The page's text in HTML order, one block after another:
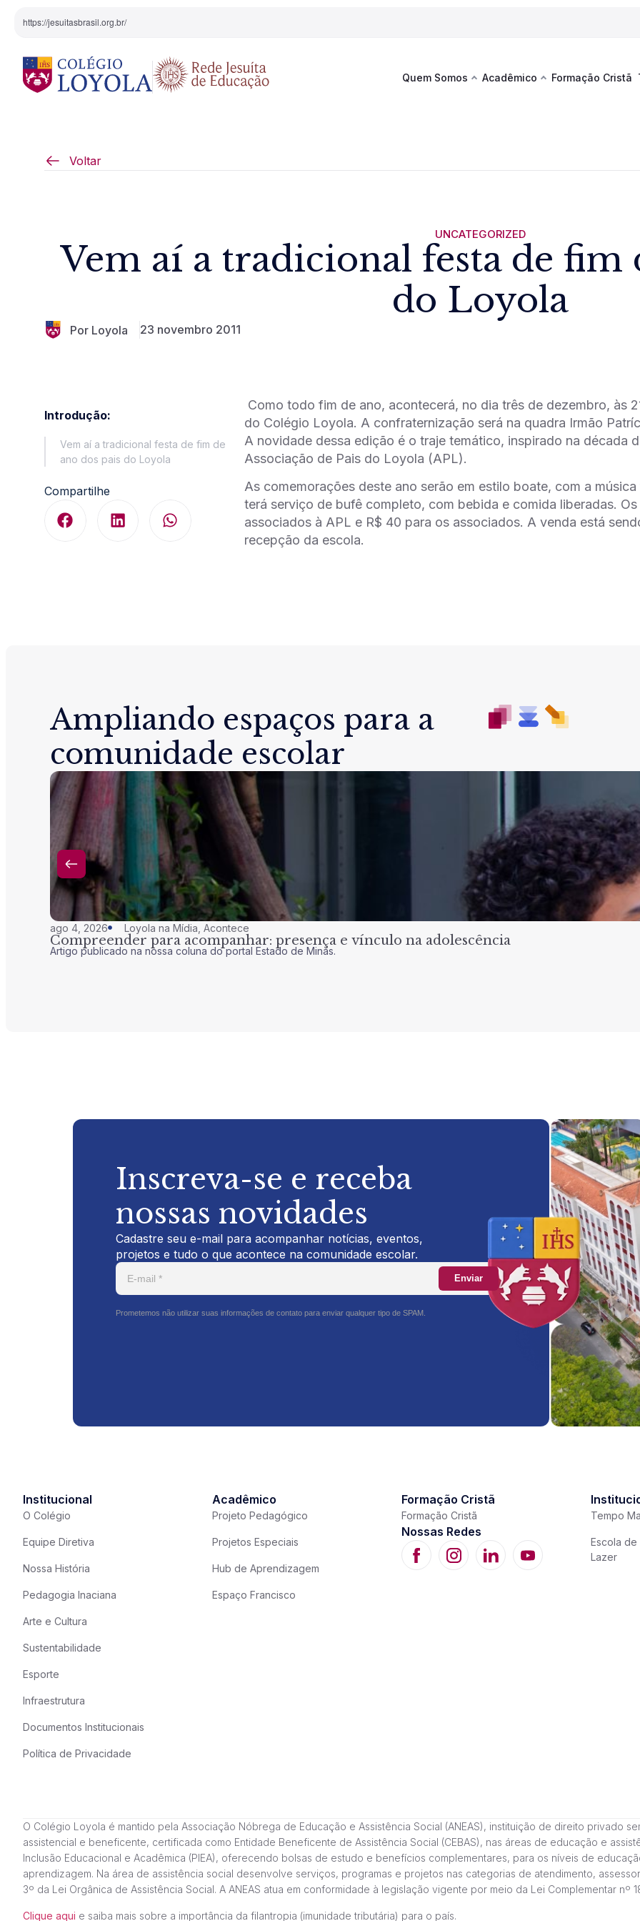
https://jesuitasbrasil.org.br/
Quem Somos
Pedagogia Inaciana Documentos Institucionais
Acadêmico Formação Cristã
Voltar
UNCATEGORIZED
Vem aí a tradicional festa de fim
do Loyola
Por Loyola 23 novembro 2011
Introdução:
Vem aí a tradicional festa de fim de
ano dos pais do Loyola
Compartilhe
Como todo fim de ano, acontecerá, no dia três de dezembro, às
do Colégio Loyola. A confraternização será na quadra Irmão
A novidade dessa edição é o traje temático, inspirado na década
Associação de Pais do Loyola (APL).
As comemorações deste ano serão em estilo boate, com a
terá serviço de bufê completo, com bebida e comida liberadas.
associados à APL e R$ 40 para os associados. A venda está
recepção da escola.
Ampliando espaços para a
comunidade escolar
ago 4, 2026 Loyola na Mídia Acontece
Compreender para acompanhar: presença e vínculo na adolescência
Artigo publicado na nossa coluna do portal Estado de Minas.
Inscreva-se e receba
nossas novidades
Cadastre seu e-mail para acompanhar notícias, eventos,
projetos e tudo o que acontece na comunidade escolar.
Enviar
Prometemos não utilizar suas informações de contato para enviar qualquer tipo de SPAM.
Institucional
O Colégio
Equipe Diretiva
Nossa História
Pedagogia Inaciana
Arte e Cultura
Sustentabilidade
Esporte
Infraestrutura
Documentos Institucionais
Política de Privacidade
Acadêmico
Projeto Pedagógico
Projetos Especiais
Hub de Aprendizagem
Espaço Francisco
Formação Cristã
Formação Cristã
Nossas Redes
Tempo
Escola de
Lazer
O Colégio Loyola é mantido pela Associação Nóbrega de Educação e Assistência Social (ANEAS), instituição de direito privado
assistencial e beneficente, certificada como Entidade Beneficente de Assistência Social (CEBAS), nas áreas de educação e
Inclusão Educacional e Acadêmica (PIEA), oferecendo bolsas de estudo e benefícios complementares, para os níveis de
aprendizagem. Na área de assistência social desenvolve serviços, programas e projetos nas categorias de atendimento,
3º da Lei Orgânica de Assistência Social. A ANEAS atua em conformidade à legislação vigente por meio da Lei Complementar nº
Clique aqui e saiba mais sobre a importância da filantropia (imunidade tributária) para o país.